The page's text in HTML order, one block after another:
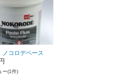
ノコロデペース
ド＝454g（工
ケージが変わるこ
ー(1件)